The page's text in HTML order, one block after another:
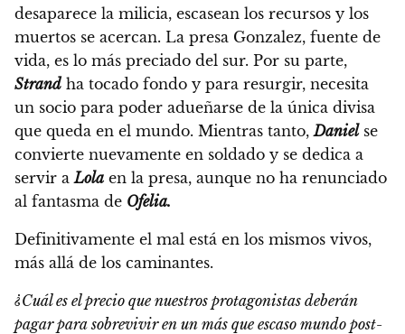
desaparece la milicia, escasean los recursos y los
muertos se acercan. La presa Gonzalez, fuente de
vida, es lo más preciado del sur. Por su parte,
Strand ha tocado fondo y para resurgir, necesita
un socio para poder adueñarse de la única divisa
que queda en el mundo. Mientras tanto,Danielse
convierte nuevamente en soldado y se dedica a
servir a Lola en la presa, aunque no ha renunciado
al fantasma de Ofelia.
Definitivamente el mal está en los mismos vivos,
más allá de los caminantes.
¿Cuál es el precio que nuestros protagonistas deberán
pagar para sobrevivir en un más que escaso mundo post-